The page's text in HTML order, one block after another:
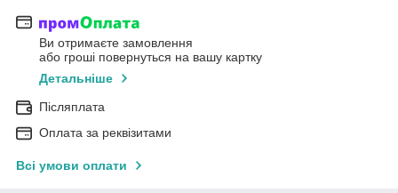
Ви отримаєте замовлення
або гроші повернуться на вашу картку
Детальніше
Післяплата
Оплата за реквізитами
Всі умови оплати